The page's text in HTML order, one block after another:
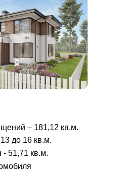
- 51,71 кв.м.
до 16 кв.м.
– 181,12 кв.м.